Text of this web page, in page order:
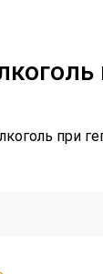
при